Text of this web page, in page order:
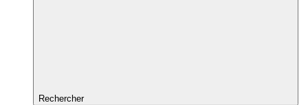
Rechercher